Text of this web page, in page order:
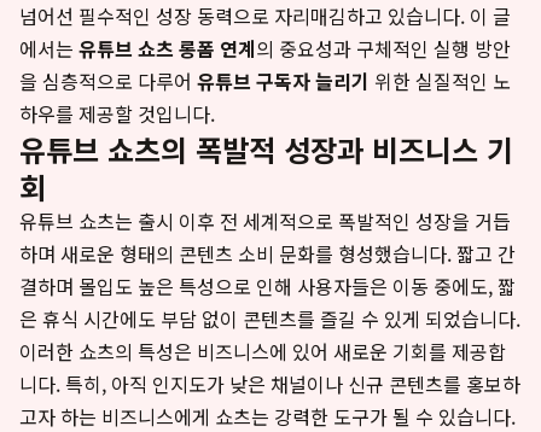
넘어선 필수적인 성장 동력으로 자리매김하고 있습니다. 이 글
에서는 유튜브 쇼츠 롱폼 연계의 중요성과 구체적인 실행 방안
을 심층적으로 다루어 유튜브 구독자 늘리기 위한 실질적인 노
하우를 제공할 것입니다.
유튜브 쇼츠의 폭발적 성장과 비즈니스 기
회
유튜브 쇼츠는 출시 이후 전 세계적으로 폭발적인 성장을 거듭
하며 새로운 형태의 콘텐츠 소비 문화를 형성했습니다. 짧고 간
결하며 몰입도 높은 특성으로 인해 사용자들은 이동 중에도, 짧
은 휴식 시간에도 부담 없이 콘텐츠를 즐길 수 있게 되었습니다.
이러한 쇼츠의 특성은 비즈니스에 있어 새로운 기회를 제공합
니다. 특히, 아직 인지도가 낮은 채널이나 신규 콘텐츠를 홍보하
고자 하는 비즈니스에게 쇼츠는 강력한 도구가 될 수 있습니다.